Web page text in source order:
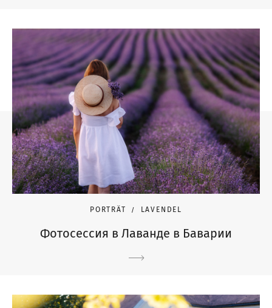
PORTRÄT LAVENDEL
Фотосессия в Лаванде в Баварии